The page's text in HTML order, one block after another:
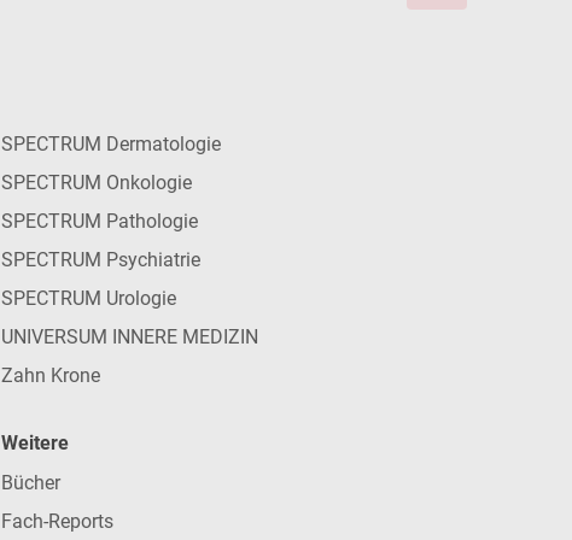
SPECTRUM Dermatologie
SPECTRUM Onkologie
SPECTRUM Pathologie
SPECTRUM Psychiatrie
SPECTRUM Urologie
UNIVERSUM INNERE MEDIZIN
Zahn Krone
Weitere
Bücher
Fach-Reports